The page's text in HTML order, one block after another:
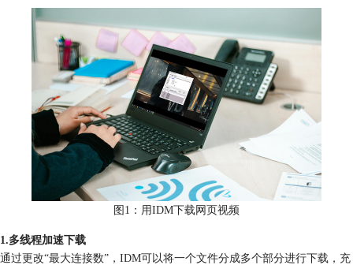
图1：用IDM下载网页视频
1.多线程加速下载
通过更改“最大连接数”，IDM可以将一个文件分成多个部分进行下载，充